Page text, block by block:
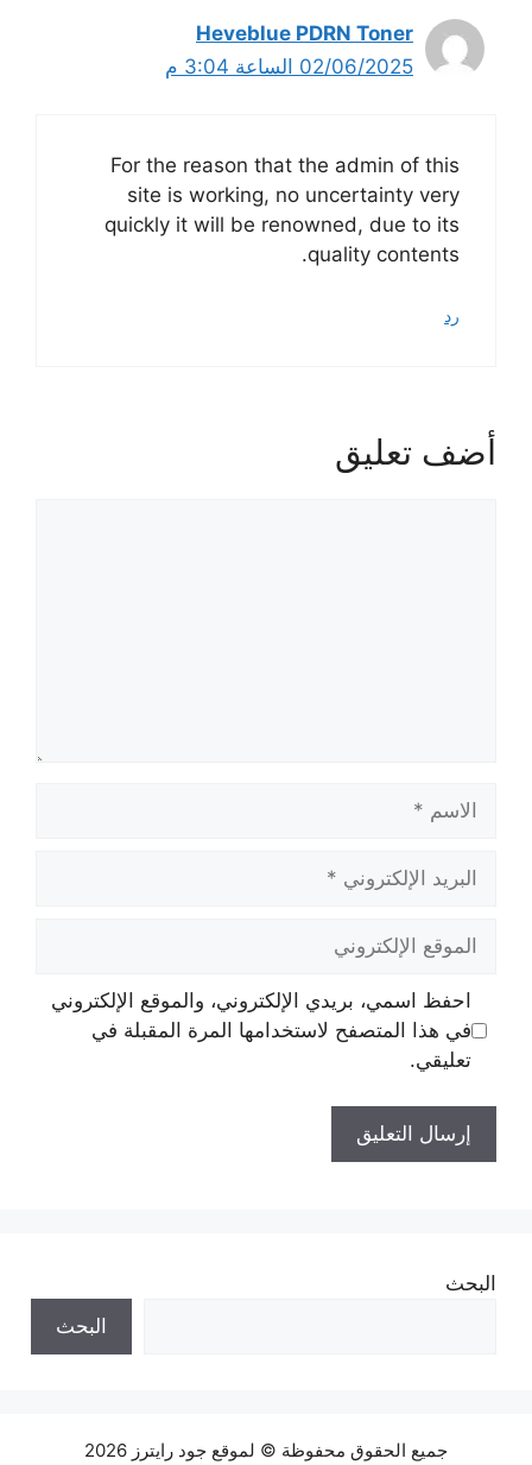
Heveblue PDRN Toner
02/06/2025 الساعة 3:04 م
For the reason that the admin of this
site is working, no uncertainty very
quickly it will be renowned, due to its
quality contents.
رد
أضف تعليق
الاسم
البريد
الإلكتروني
الموقع
الإلكتروني
احفظ اسمي، بريدي الإلكتروني، والموقع الإلكتروني
في هذا المتصفح لاستخدامها المرة المقبلة في
تعليقي.
البحث
البحث
جميع الحقوق محفوظة © لموقع جود رايترز 2026